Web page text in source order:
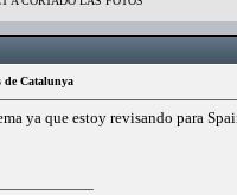
de Catalunya
ya que estoy revisando para